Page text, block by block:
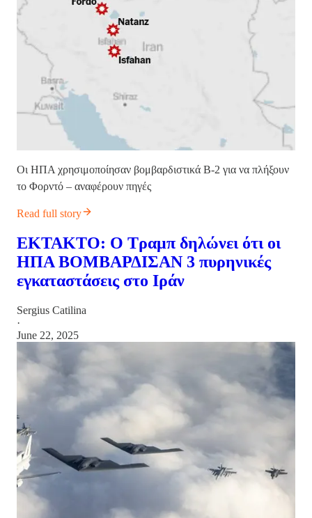
Οι ΗΠΑ χρησιμοποίησαν βομβαρδιστικά B-2 για να πλήξουν
το Φορντό – αναφέρουν πηγές
Read full story
ΕΚΤΑΚΤΟ: Ο Τραμπ δηλώνει ότι οι
ΗΠΑ ΒΟΜΒΑΡΔΙΣΑΝ 3 πυρηνικές
εγκαταστάσεις στο Ιράν
Sergius Catilina
·
June 22, 2025